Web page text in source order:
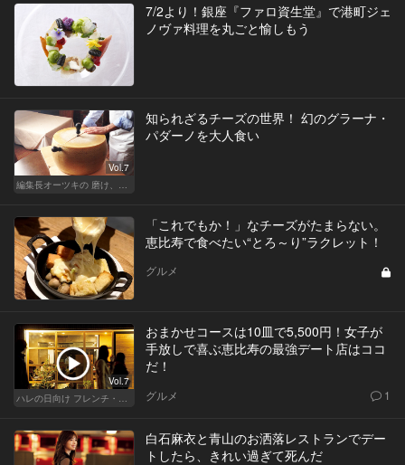
7/2より！銀座『ファロ資生堂』で港町ジェ
ノヴァ料理を丸ごと愉しもう
Vol.7
編集長オーツキの 磨け、バカ舌！ 学べ、オトナの遊び
知られざるチーズの世界！ 幻のグラーナ・
パダーノを大人食い
「これでもか！」なチーズがたまらない。
恵比寿で食べたい“とろ～り”ラクレット！
グルメ
Vol.7
おまかせコースは10皿で5,500円！女子が
手放しで喜ぶ恵比寿の最強デート店はココ
だ！
グルメ 1
白石麻衣と青山のお洒落レストランでデー
トしたら、きれい過ぎて死んだ